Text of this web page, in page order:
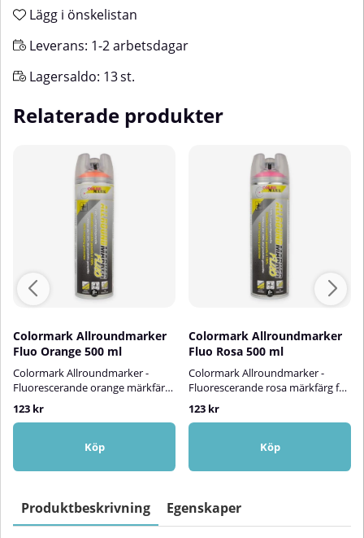
Lägg i önskelistan
Leverans: 1-2 arbetsdagar
Lagersaldo: 13st.
Relaterade produkter
Colormark Allroundmarker
Fluo Orange 500 ml
Colormark Allroundmarker -
Fluorescerande orange märkfärg
för riktigt synliga
markeringar!Colormark
Allroundmarker Fluo är en stark
och hållbar märkfärg som syns
orangea
perfekt för att märka upp
föremål, områden och ytor som
123 kr
Köp
Colormark Allroundmarker
Fluo Rosa 500 ml
Colormark Allroundmarker -
Fluorescerande rosa märkfärg för
riktigt synliga
markeringar!Colormark
Allroundmarker Fluo Rosa är en
stark och hållbar märkfärg som
neonrosa
perfekt för att märka upp föremål
och ytor som behöver vara extra
123 kr
Köp
Produktbeskrivning Egenskaper